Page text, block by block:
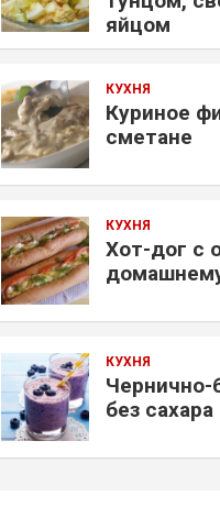
яйцом
КУХНЯ
Куриное
сметане
КУХНЯ
Хот-дог с
КУХНЯ
Чернично-
без сахара